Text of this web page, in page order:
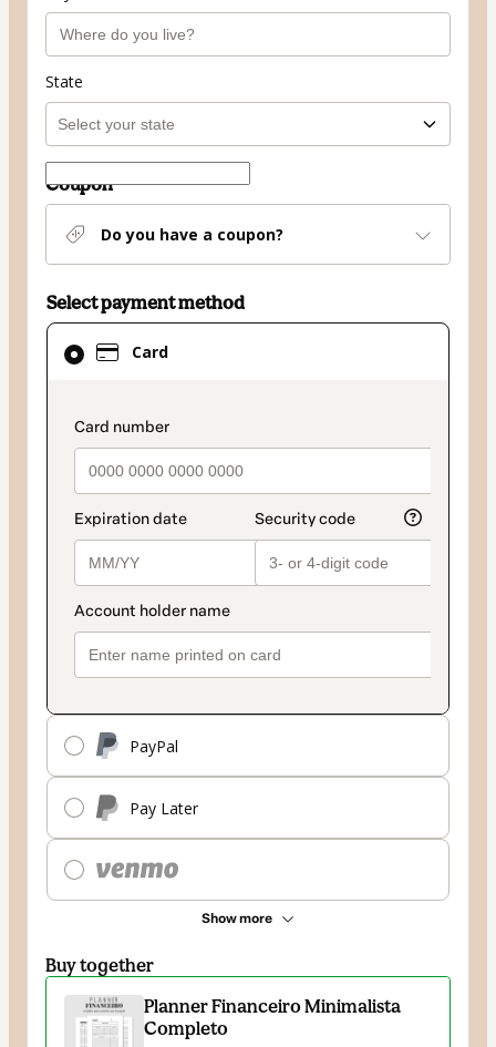
State
Coupon
Do you have a coupon?
Select payment method
Card
payment_data.section_title_v2
PayPal
Pay Later
Show more
Card
selected
method
Buy together
Planner Financeiro Minimalista
Completo